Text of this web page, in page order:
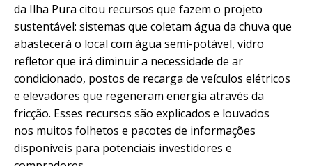
da Ilha Pura citou recursos que fazem o projeto
sustentável: sistemas que coletam água da chuva que
abastecerá o local com água semi-potável, vidro
refletor que irá diminuir a necessidade de ar
condicionado, postos de recarga de veículos elétricos
e elevadores que regeneram energia através da
fricção. Esses recursos são explicados e louvados
nos muitos folhetos e pacotes de informações
disponíveis para potenciais investidores e